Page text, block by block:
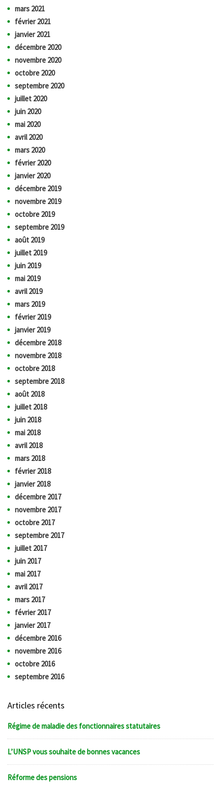
mars 2021
février 2021
janvier 2021
décembre 2020
novembre 2020
octobre 2020
septembre 2020
juillet 2020
juin 2020
mai 2020
avril 2020
mars 2020
février 2020
janvier 2020
décembre 2019
novembre 2019
octobre 2019
septembre 2019
août 2019
juillet 2019
juin 2019
mai 2019
avril 2019
mars 2019
février 2019
janvier 2019
décembre 2018
novembre 2018
octobre 2018
septembre 2018
août 2018
juillet 2018
juin 2018
mai 2018
avril 2018
mars 2018
février 2018
janvier 2018
décembre 2017
novembre 2017
octobre 2017
septembre 2017
juillet 2017
juin 2017
mai 2017
avril 2017
mars 2017
février 2017
janvier 2017
décembre 2016
novembre 2016
octobre 2016
septembre 2016
Articles récents
Régime de maladie des fonctionnaires statutaires
L’UNSP vous souhaite de bonnes vacances
Réforme des pensions